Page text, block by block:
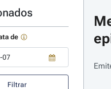
de
de seta para baixo para abrir o
Filtrar